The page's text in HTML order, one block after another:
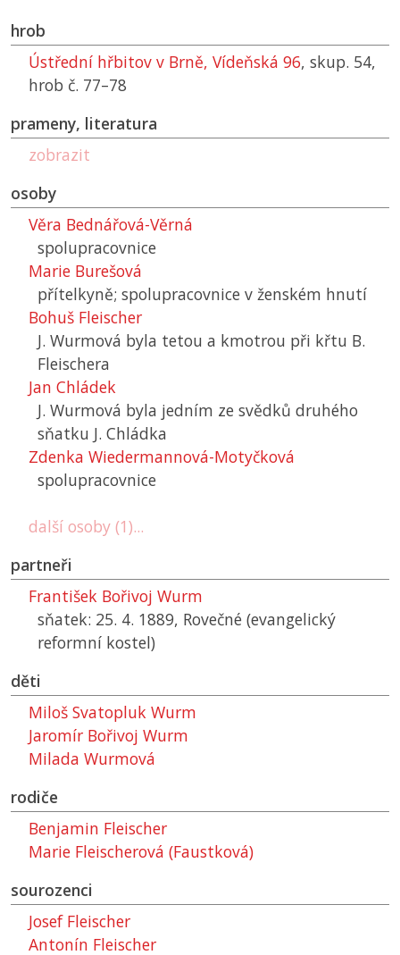
hrob
Ústřední hřbitov v Brně, Vídeňská 96, skup. 54,
hrob č. 77–78
prameny, literatura
zobrazit
osoby
Věra Bednářová-Věrná
spolupracovnice
Marie Burešová
přítelkyně; spolupracovnice v ženském hnutí
Bohuš Fleischer
J. Wurmová byla tetou a kmotrou při křtu B.
Fleischera
Jan Chládek
J. Wurmová byla jedním ze svědků druhého
sňatku J. Chládka
Zdenka Wiedermannová-Motyčková
spolupracovnice
další osoby (1)...
partneři
František Bořivoj Wurm
sňatek: 25. 4. 1889, Rovečné (evangelický
reformní kostel)
děti
Miloš Svatopluk Wurm
Jaromír Bořivoj Wurm
Milada Wurmová
rodiče
Benjamin Fleischer
Marie Fleischerová (Faustková)
sourozenci
Josef Fleischer
Antonín Fleischer